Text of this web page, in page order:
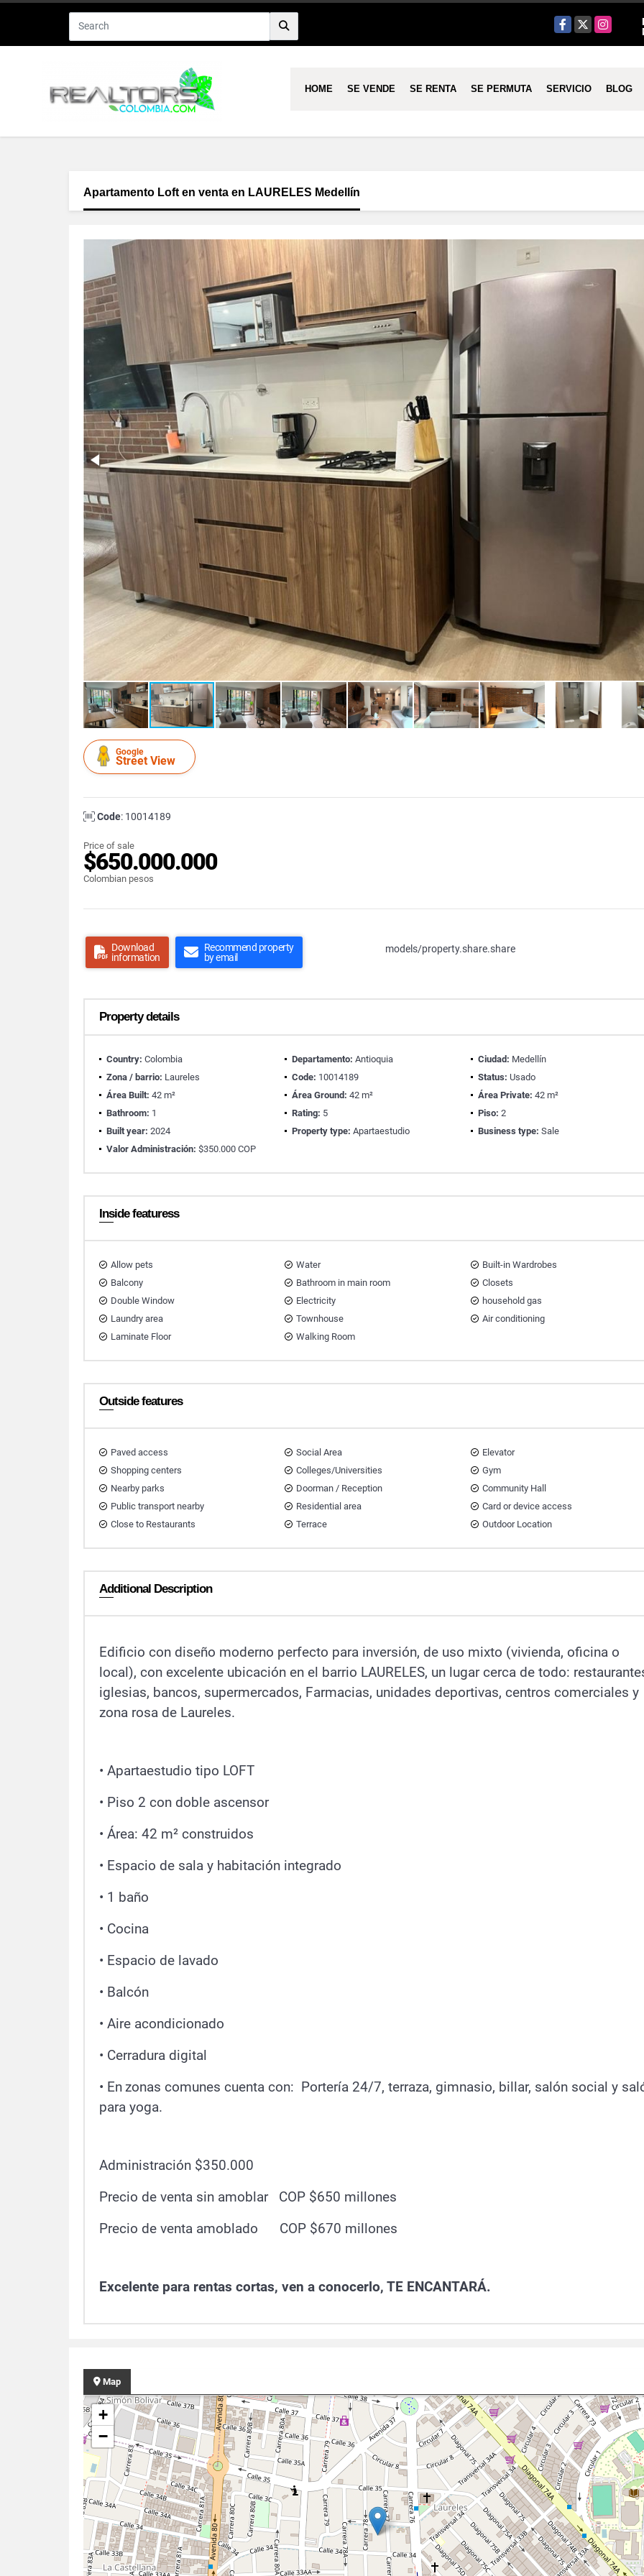
Facebook
X Instagram
HOME SE VENDE SE RENTA SE PERMUTA SERVICIO BLOG
Apartamento Loft en venta en LAURELES Medellín
Google
Street View
Code: 10014189
Price of sale
$650.000.000
Colombian pesos
Download
information
Recommend property
by email
models/property.share.share
Property details
Country: Colombia Departamento: Antioquia Ciudad: Medellín
Zona / barrio: Laureles Code: 10014189 Status: Usado
Área Built: 42 m² Área Ground: 42 m² Área Private: 42 m²
Bathroom: 1 Rating: 5 Piso: 2
Built year: 2024 Property type: Apartaestudio Business type: Sale
Valor Administración: $350.000 COP
Inside featuress
Allow pets Water
Built-in Wardrobes
Balcony
Bathroom in main room
Closets
Double Window
Electricity
household gas
Laundry area
Townhouse
Air conditioning
Laminate Floor
Walking Room
Outside features
Paved access Social Area
Elevator
Shopping centers
Colleges/Universities
Gym
Nearby parks
Doorman / Reception
Community Hall
Public transport nearby
Residential area
Card or device access
Close to Restaurants
Terrace Outdoor Location
Additional Description
Edificio con diseño moderno perfecto para inversión, de uso mixto (vivienda, oficina o
local), con excelente ubicación en el barrio LAURELES, un lugar cerca de todo:
iglesias, bancos, supermercados, Farmacias, unidades deportivas, centros comerciales y
zona rosa de Laureles.
• Apartaestudio tipo LOFT
• Piso 2 con doble ascensor
• Área: 42 m² construidos
• Espacio de sala y habitación integrado
• 1 baño
• Cocina
• Espacio de lavado
• Balcón
• Aire acondicionado
• Cerradura digital
• ⁠Enzonas comunes cuenta con: Portería 24/7, terraza, gimnasio, billar, salón social y
para yoga.
Administración $350.000
Precio de venta sin amoblar COP $650 millones
Precio de venta amoblado COP $670 millones
Excelente para rentas cortas, ven a conocerlo, TE ENCANTARÁ.
Map
+
−